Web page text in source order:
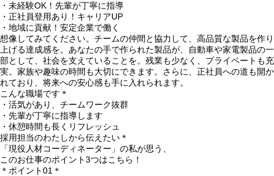
・未経験OK！先輩が丁寧に指導
・正社員登用あり！キャリアUP
・地域に貢献！安定企業で働く
想像してみてください。チームの仲間と協力して、高品質な製品を作り
上げる達成感を。あなたの手で作られた製品が、自動車や家電製品の一
部として、社会を支えていることを。残業も少なく、プライベートも充
実。家族や趣味の時間も大切にできます。さらに、正社員への道も開か
れており、将来への安心感も手に入れられます。
こんな職場です＊
・活気があり、チームワーク抜群
・先輩が丁寧に指導します
・休憩時間も長くリフレッシュ
採用担当のわたしから伝えたい＊
「現役人材コーディネーター」の私が思う、
このお仕事のポイント3つはこちら！
＊ポイント01＊